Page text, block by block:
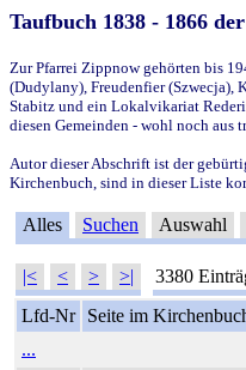
Taufbuch 1838 - 1866
Zur Pfarrei Zippnow gehörten bis
(Dudylany), Freudenfier (Szwecja),
Stabitz und ein Lokalvikariat
diesen Gemeinden - wohl noch aus
Autor dieser Abschrift ist der
Kirchenbuch, sind in dieser Liste
Alles Suchen Auswahl
|< < > >| 3380
Lfd-Nr
Seite im
...